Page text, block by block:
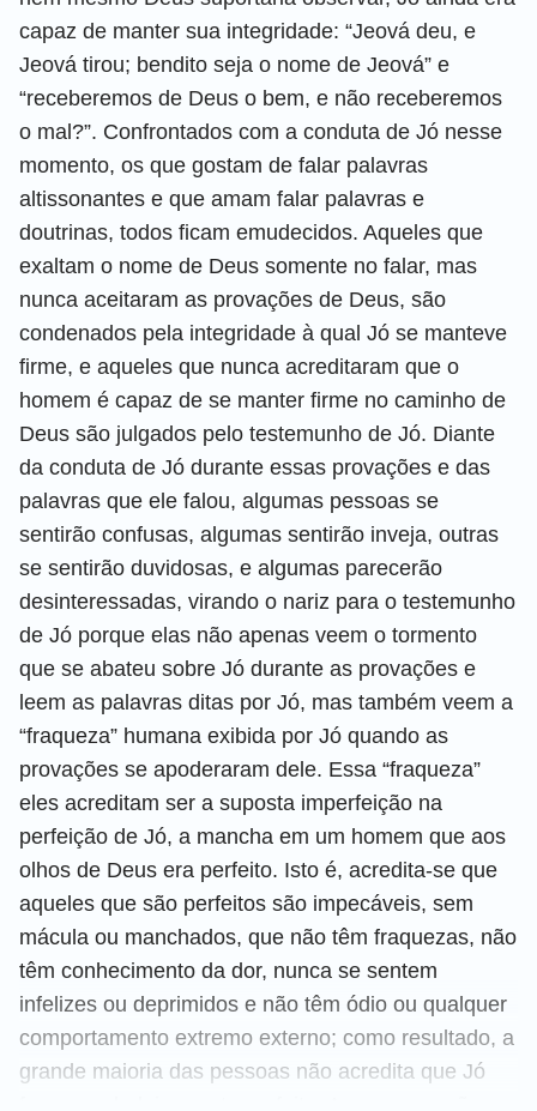
capaz de manter sua integridade: “Jeová deu, e
Jeová tirou; bendito seja o nome de Jeová” e
“receberemos de Deus o bem, e não receberemos
o mal?”. Confrontados com a conduta de Jó nesse
momento, os que gostam de falar palavras
altissonantes e que amam falar palavras e
doutrinas, todos ficam emudecidos. Aqueles que
exaltam o nome de Deus somente no falar, mas
nunca aceitaram as provações de Deus, são
condenados pela integridade à qual Jó se manteve
firme, e aqueles que nunca acreditaram que o
homem é capaz de se manter firme no caminho de
Deus são julgados pelo testemunho de Jó. Diante
da conduta de Jó durante essas provações e das
palavras que ele falou, algumas pessoas se
sentirão confusas, algumas sentirão inveja, outras
se sentirão duvidosas, e algumas parecerão
desinteressadas, virando o nariz para o testemunho
de Jó porque elas não apenas veem o tormento
que se abateu sobre Jó durante as provações e
leem as palavras ditas por Jó, mas também veem a
“fraqueza” humana exibida por Jó quando as
provações se apoderaram dele. Essa “fraqueza”
eles acreditam ser a suposta imperfeição na
perfeição de Jó, a mancha em um homem que aos
olhos de Deus era perfeito. Isto é, acredita-se que
aqueles que são perfeitos são impecáveis, sem
mácula ou manchados, que não têm fraquezas, não
têm conhecimento da dor, nunca se sentem
infelizes ou deprimidos e não têm ódio ou qualquer
comportamento extremo externo; como resultado, a
grande maioria das pessoas não acredita que Jó